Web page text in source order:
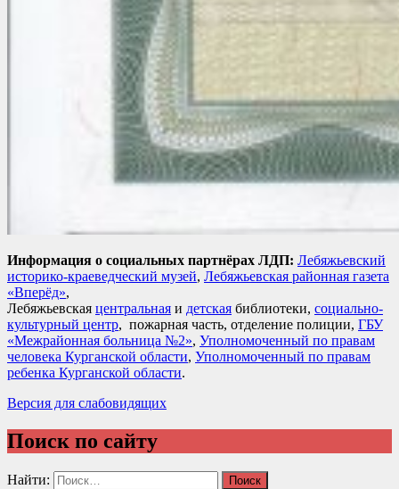
Информация о социальных партнёрах ЛДП: Лебяжьевский
историко-краеведческий музей, Лебяжьевская районная газета
«Вперёд»,
Лебяжьевская центральная и детская библиотеки, социально-
культурный центр, пожарная часть, отделение полиции, ГБУ
«Межрайонная больница №2», Уполномоченный по правам
человека Курганской области, Уполномоченный по правам
ребенка Курганской области.
Версия для слабовидящих
Поиск по сайту
Найти: